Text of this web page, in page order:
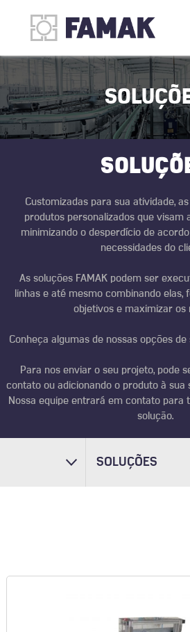
Customizadas para sua atividade,
produtos personalizados que visam
minimizando o desperdício de
necessidades do
As soluções FAMAK podem ser
linhas e até mesmo combinando
objetivos e maximizar os
Conheça algumas de nossas opções
Para nos enviar o seu projeto, pode
contato ou adicionando o produto à sua
Nossa equipe entrará em contato para
solução.
SOLUÇÕES